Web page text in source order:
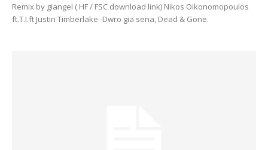
Remix by giangel ( HF / FSC download link) Nikos Oikonomopoulos
ft.T.I.ft Justin Timberlake -Dwro gia sena, Dead & Gone.